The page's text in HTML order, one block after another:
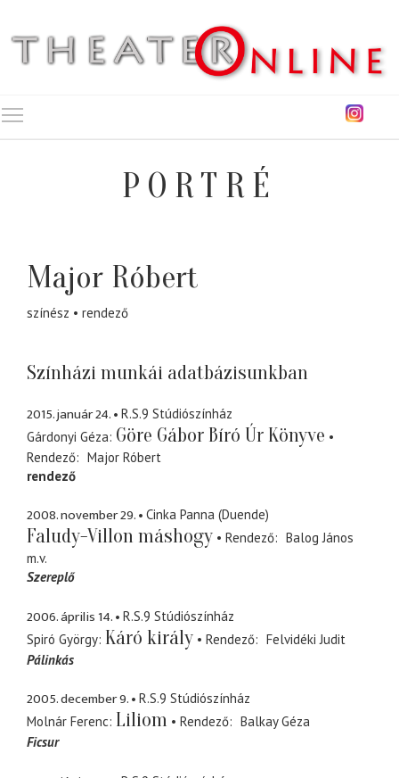
PORTRÉ
Major Róbert
színész rendező
Színházi munkái adatbázisunkban
2015. január 24.
R.S.9 Stúdiószínház
Gárdonyi Géza Göre Gábor Bíró Úr Könyve
Rendező
Major Róbert
rendező
2008. november 29. Cinka Panna (Duende)
Faludy-Villon máshogy Rendező
Balog János
m.v.
Szereplő
2006. április 14.
R.S.9 Stúdiószínház
Spiró György Káró király Rendező
Felvidéki Judit
Pálinkás
2005. december 9.
R.S.9 Stúdiószínház
Molnár Ferenc Liliom Rendező
Balkay Géza
Ficsur